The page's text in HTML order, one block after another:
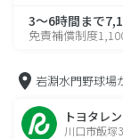
3～6時間まで
免責補償制度
岩淵水門野球場
トヨタレ
川口市飯塚